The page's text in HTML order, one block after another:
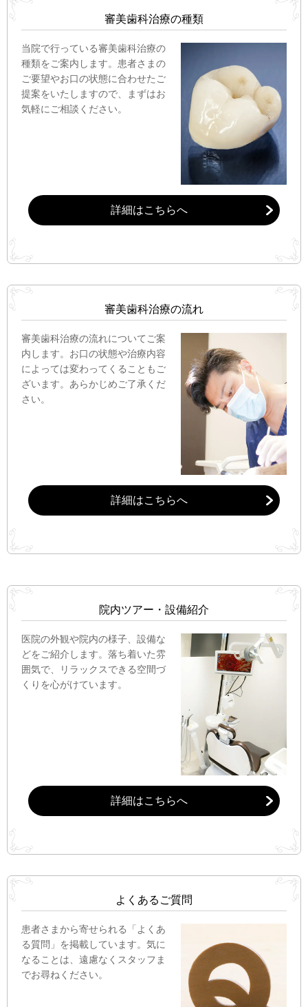
審美歯科治療の種類
当院で行っている審美歯科治療の
種類をご案内します。患者さまの
ご要望やお口の状態に合わせたご
提案をいたしますので、まずはお
気軽にご相談ください。
詳細はこちらへ
審美歯科治療の流れ
審美歯科治療の流れについてご案
内します。お口の状態や治療内容
によっては変わってくることもご
ざいます。あらかじめご了承くだ
さい。
詳細はこちらへ
院内ツアー・設備紹介
医院の外観や院内の様子、設備な
どをご紹介します。落ち着いた雰
囲気で、リラックスできる空間づ
くりを心がけています。
詳細はこちらへ
よくあるご質問
患者さまから寄せられる「よくあ
る質問」を掲載しています。気に
なることは、遠慮なくスタッフま
でお尋ねください。